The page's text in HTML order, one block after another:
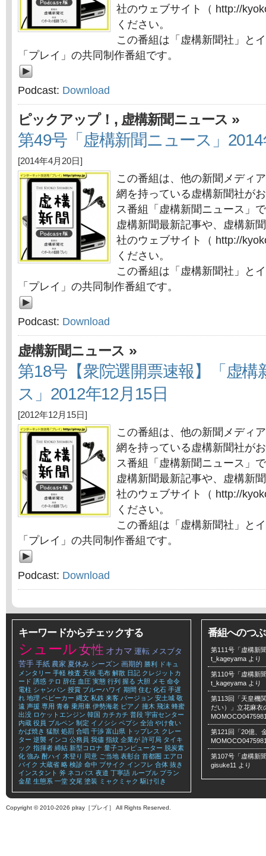
社のウェブサイト（ http://
ください。
この番組は「虚構新聞社」と
「プレイ」の共同制作番組です。
Podcast: Download
ピックアップ！ , 虚構新聞ニュース »
第49号「虚構新聞ニュース」
[2014年4月20日]
この番組は、他の新聞メディ
網を持っている虚構新聞社が
ス番組「虚構新聞ニュース」
虚構新聞最新記事や、虚構新
社のウェブサイト（ http://
ください。
この番組は「虚構新聞社」と
「プレイ」の共同制作番組です。
Podcast: Download
虚構新聞ニュース »
第18号【衆院選開票速報】「虚構
ス」2012年12月15日
[2012年12月15日]
この番組は、他の新聞メディ
網を持っている虚構新聞社が
ス番組「虚構新聞ニュース」
虚構新聞最新記事や、虚構新
社のウェブサイト（ http://
ください。
この番組は「虚構新聞社」と
「プレイ」の共同制作番組です。
Podcast: Download
キーワードからチェックする
シュール女性 オカマ 運転 メスブタ
苦手 手紙 農家 夏休み シーズン 画期的 勝利
ドキュ
メンタリー 手軽 検査 天候 毛布 解散 日記 クレジットカ
ード 誘惑 テロ 辞任 血圧 実態 行列 握る 大胆 メモ 命令
電柱 シャンパン 授賞 ブルーハワイ 期間 住む 化石 手遅
れ 地理 ベビーカー 縄文 私鉄 来客 バージョン 安土城 敬
遠 声援 専用 青春 乗用車 伊勢海老 ピアノ 撞木 飛沫 蜂蜜
出没 ロケットエンジン 韓国 カチカチ 普段 宇宙センター
内蔵 役員 ブルペン 制定 イノシシ ペプシ 全治 やけ食い
かば焼き 猛獣 処罰 合唱 干渉 富山県 トップレス クレー
ター 逆襲 インコ 公務員 我儘 指紋 企業が 許可局 タイキ
ック 指揮者 締結 新型コロナ 量子コンピューター 脱炭素
化 強み 酎ハイ 木登り 同意 ご当地 表彰台 首都圏 エアロ
バイク 大蔵省 略 検診 命中 ブサイク インフレ 合体 抜き
インスタント 斧 ネコバス 夜道 丁寧語 ルーブル プラン
金星 生態系 一堂 交尾 塗装 ミャクミャク 駆け引き
番組へのつ
第111号「虚構新
t_kageyama より
第110号「虚構新
t_kageyama より
第113回「天皇機
だい）」立花麻衣
第121回「20億、
第107号「虚構新
gisuke11 より
Copyright © 2010-2026 plray［プレイ］ All Rights Reserved.